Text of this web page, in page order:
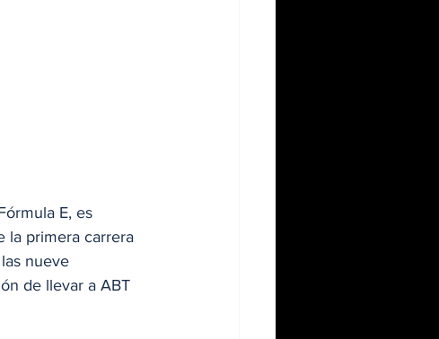
E, es
la primera carrera
nueve
de llevar a ABT